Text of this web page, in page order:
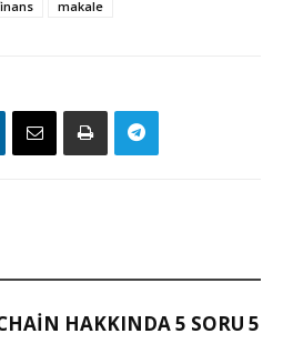
makale
HAKKINDA 5 SORU 5